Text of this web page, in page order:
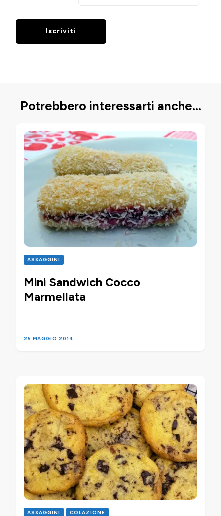
Potrebbero interessarti anche...
ASSAGGINI
Mini Sandwich Cocco
Marmellata
25 MAGGIO 2014
ASSAGGINI COLAZIONE